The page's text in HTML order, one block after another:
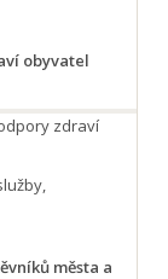
obyvatel
zdraví
města a